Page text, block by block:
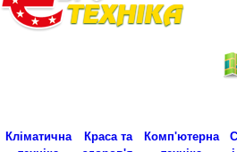
Кліматична
Краса та
Комп'ютерна